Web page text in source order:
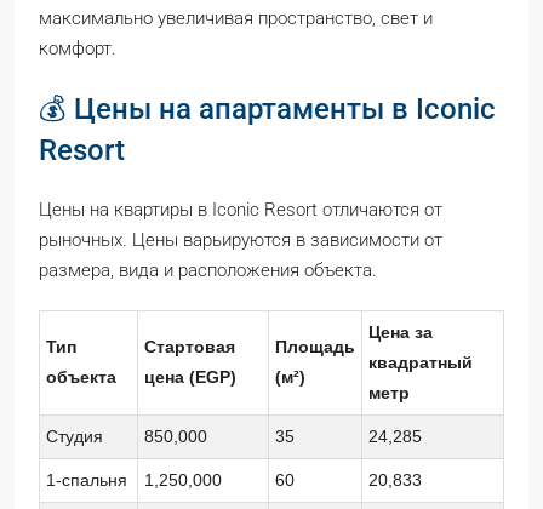
максимально увеличивая пространство, свет и
комфорт.
💰 Цены на апартаменты в Iconic
Resort
Цены на квартиры в Iconic Resort отличаются от
рыночных. Цены варьируются в зависимости от
размера, вида и расположения объекта.
Тип
объекта
Стартовая
цена (EGP)
Площадь
(м²)
Цена за
квадратный
метр
Студия 850,000 35 24,285
1-спальня 1,250,000 60 20,833